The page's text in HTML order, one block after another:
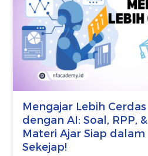
Mengajar Lebih Cerdas
dengan AI: Soal, RPP, &
Materi Ajar Siap dalam
Sekejap!